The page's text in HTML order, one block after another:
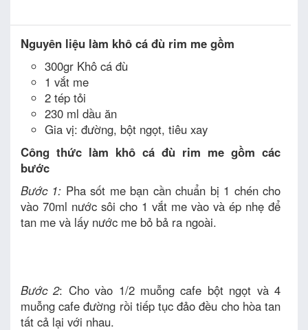
Nguyên liệu làm khô cá đù rim me gồm
300gr Khô cá đù
1 vắt me
2 tép tỏi
230 ml dầu ăn
Gia vị: đường, bột ngọt, tiêu xay
Công thức làm khô cá đù rim me gồm các
bước
Bước 1: Pha sốt me bạn cần chuẩn bị 1 chén cho
vào 70ml nước sôi cho 1 vắt me vào và ép nhẹ để
tan me và lấy nước me bỏ bả ra ngoài.
Bước 2: Cho vào 1/2 muỗng cafe bột ngọt và 4
muỗng cafe đường rồi tiếp tục đảo đều cho hòa tan
tất cả lại với nhau.